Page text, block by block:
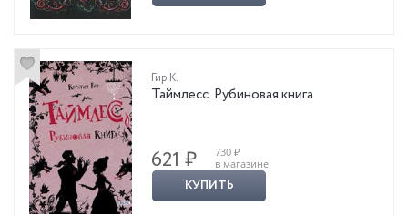
Гир К.
Таймлесс. Рубиновая книга
621 ₽
730 ₽
в магазине
КУПИТЬ